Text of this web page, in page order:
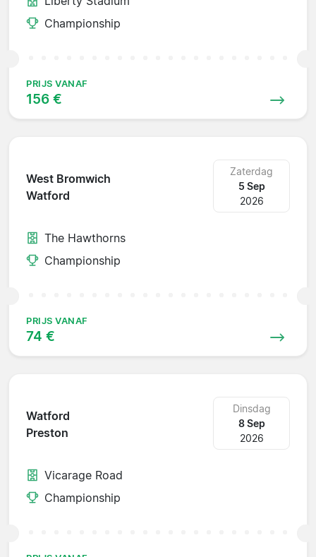
Championship
PRIJS VANAF
156 €
West Bromwich
Watford
Zaterdag
5 Sep
2026
The Hawthorns
Championship
PRIJS VANAF
74 €
Watford
Preston
Dinsdag
8 Sep
2026
Vicarage Road
Championship